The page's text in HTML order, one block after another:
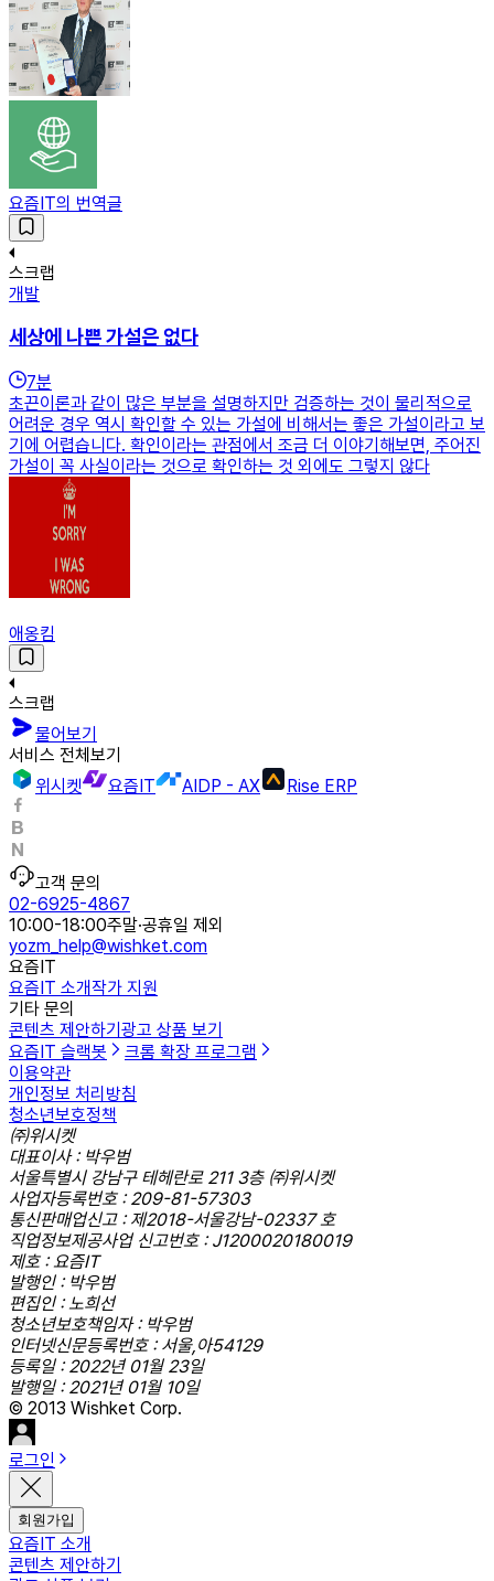
요즘IT의 번역글
스크랩
개발
세상에 나쁜 가설은 없다
7분
초끈이론과 같이 많은 부분을 설명하지만 검증하는 것이 물리적으로
어려운 경우 역시 확인할 수 있는 가설에 비해서는 좋은 가설이라고 보
기에 어렵습니다. 확인이라는 관점에서 조금 더 이야기해보면, 주어진
가설이 꼭 사실이라는 것으로 확인하는 것 외에도 그렇지 않다
애옹킴
스크랩
물어보기
서비스 전체보기
위시켓
요즘IT AIDP - AX Rise ERP
고객 문의
02-6925-4867
10:00-18:00주말·공휴일 제외
yozm_help@wishket.com
요즘IT
요즘IT 소개작가 지원
기타 문의
콘텐츠 제안하기 광고 상품 보기
요즘IT 슬랙봇
크롬 확장 프로그램
이용약관
개인정보 처리방침
청소년보호정책
㈜위시켓
대표이사 : 박우범
서울특별시 강남구 테헤란로 211 3층 ㈜위시켓
사업자등록번호 : 209-81-57303
통신판매업신고 : 제2018-서울강남-02337 호
직업정보제공사업 신고번호 : J1200020180019
제호 : 요즘IT
발행인 : 박우범
편집인 : 노희선
청소년보호책임자 : 박우범
인터넷신문등록번호 : 서울,아54129
등록일 : 2022년 01월 23일
발행일 : 2021년 01월 10일
© 2013 Wishket Corp.
로그인
회원가입
요즘IT 소개
콘텐츠 제안하기